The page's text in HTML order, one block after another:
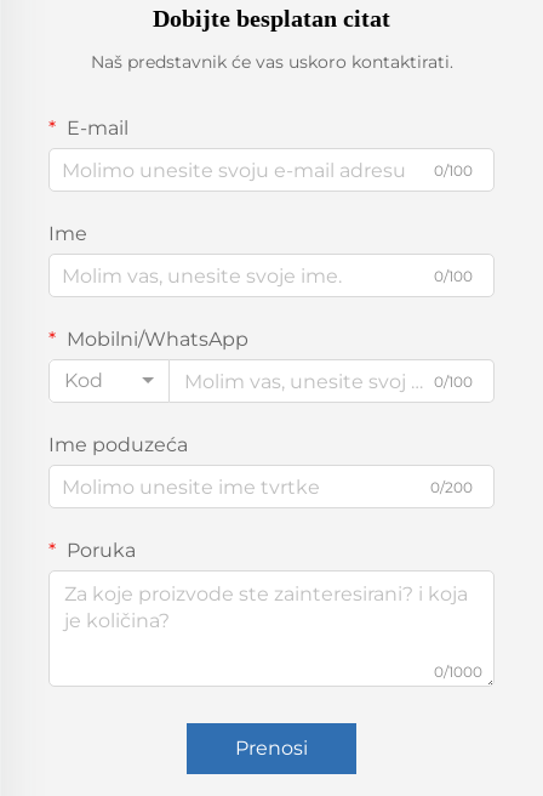
Dobijte besplatan citat
Naš predstavnik će vas uskoro kontaktirati.
E-mail
0/100
Ime
0/100
Mobilni/WhatsApp
Kod
0/100
Ime poduzeća
0/200
Poruka
0/1000
Prenosi